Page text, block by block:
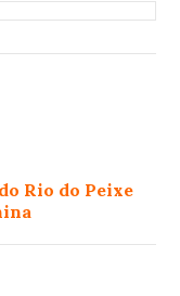
Rio do Peixe